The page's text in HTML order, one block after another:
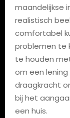
maandelijkse
realistisch
comfortabel
problemen te
te houden
om een
draagkracht
bij het
een huis.